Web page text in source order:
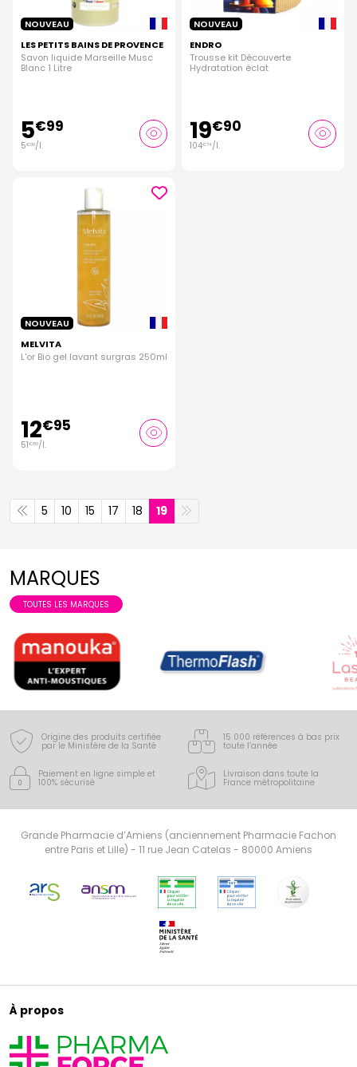
NOUVEAU
LES PETITS BAINS DE PROVENCE
Savon liquide Marseille Musc
Blanc 1 Litre
5€99
5€99/l.
NOUVEAU
ENDRO
Trousse kit Découverte
Hydratation éclat
19€90
104€74 /l.
NOUVEAU
MELVITA
L'or Bio gel lavant surgras 250ml
12€95
51€80/l.
5 10 15 17 18 19
MARQUES
TOUTES LES MARQUES
Origine des produits certifiée
par le Ministère de la Santé
15 000 références à bas prix
toute l’année
Paiement en ligne simple et
100% sécurisé
Livraison dans toute la
France métropolitaine
Grande Pharmacie d’Amiens (anciennement Pharmacie Fachon
entre Paris et Lille) - 11 rue Jean Catelas - 80000 Amiens
À propos